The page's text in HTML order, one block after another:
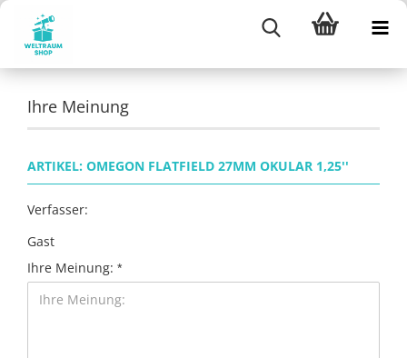
Ihre Meinung
ARTIKEL: OMEGON FLATFIELD 27MM OKULAR 1,25''
Verfasser:
Gast
Ihre Meinung: